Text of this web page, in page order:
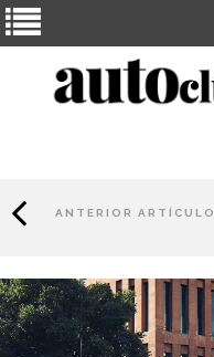
ANTERIOR ARTÍCULO